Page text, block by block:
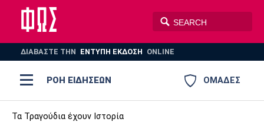
ΔΙΑΒΑΣΤΕ THN ΕΝΤΥΠΗ ΕΚΔΟΣΗ ONLINE
ΟΜΑΔΕΣ
ΡΟΗ ΕΙΔΗΣΕΩΝ
ΠΟΔΟΣΦΑΙΡΟ ΜΠΑΣΚΕΤ
Ποδόσφαιρο
Τα Τραγούδια έχουν Ιστορία